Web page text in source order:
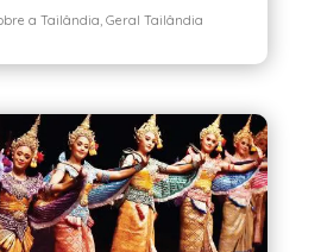
a Tailândia, Geral Tailândia